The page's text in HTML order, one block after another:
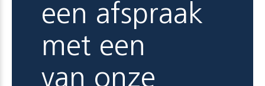
een afspraak
met een
van onze